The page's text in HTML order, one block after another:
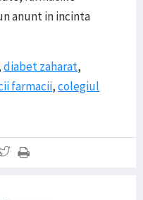
anunt in incinta
diabet zaharat,
farmacii,colegiul